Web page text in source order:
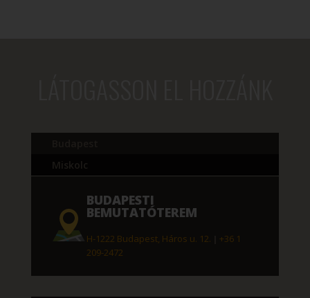
Miskolc
BUDAPESTI
BEMUTATÓTEREM
H-1222 Budapest, Háros u. 12.
+36 1
209-2472